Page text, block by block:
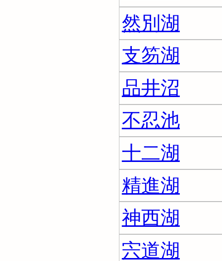
然別湖
支笏湖
品井沼
不忍池
十二湖
精進湖
神西湖
宍道湖